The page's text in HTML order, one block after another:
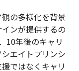
の多様化を背景
ンが提供するの
10年後のキャリ
エイトプリンシ
ではなくキャリ